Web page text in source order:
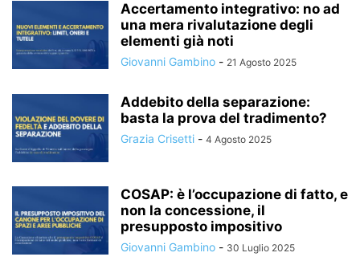
Accertamento integrativo: no ad
una mera rivalutazione degli
elementi già noti
Giovanni Gambino - 21 Agosto 2025
Addebito della separazione:
basta la prova del tradimento?
Grazia Crisetti - 4 Agosto 2025
COSAP: è l’occupazione di fatto, e
non la concessione, il
presupposto impositivo
Giovanni Gambino - 30 Luglio 2025